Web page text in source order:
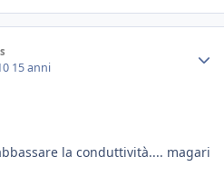
15 anni
la conduttività.... magari